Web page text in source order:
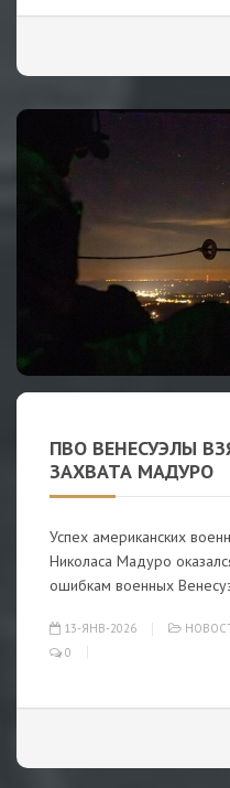
ПВО ВЕНЕСУЭЛЫ
ЗАХВАТА МАДУРО
Успех американских
Николаса Мадуро
ошибкам военных
13-ЯНВ-2026
0